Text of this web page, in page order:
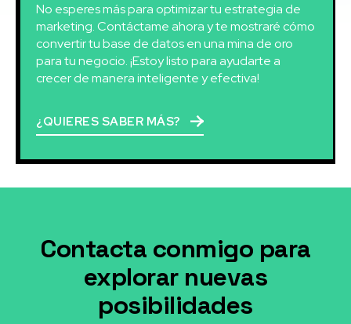
No esperes más para optimizar tu estrategia de
marketing. Contáctame ahora y te mostraré cómo
convertir tu base de datos en una mina de oro
para tu negocio. ¡Estoy listo para ayudarte a
crecer de manera inteligente y efectiva!
¿QUIERES SABER MÁS?
Contacta conmigo para
explorar nuevas
posibilidades